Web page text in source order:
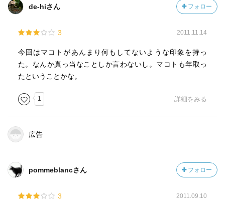
de-hiさん フォロー
3 2011.11.14
今回はマコトがあんまり何もしてないような印象を持っ
た。なんか真っ当なことしか言わないし。マコトも年取っ
たということかな。
1 詳細をみる
広告
pommeblancさん フォロー
3 2011.09.10